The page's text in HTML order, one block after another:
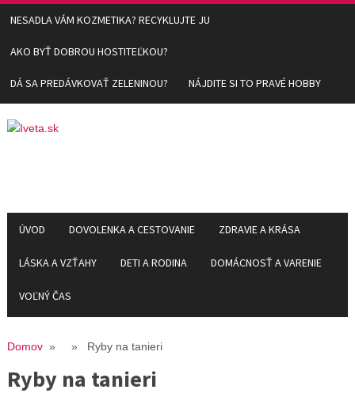
NESADLA VÁM KOZMETIKA? RECYKLUJTE JU
AKO BYŤ DOBROU HOSTITEĽKOU?
DÁ SA PREDÁVKOVAŤ ZELENINOU? NÁJDITE SI TO PRAVÉ HOBBY
ÚVOD DOVOLENKA A CESTOVANIE ZDRAVIE A KRÁSA
LÁSKA A VZŤAHY DETI A RODINA DOMÁCNOSŤ A VARENIE
VOĽNÝ ČAS
Domov» » Ryby na tanieri
Ryby na tanieri